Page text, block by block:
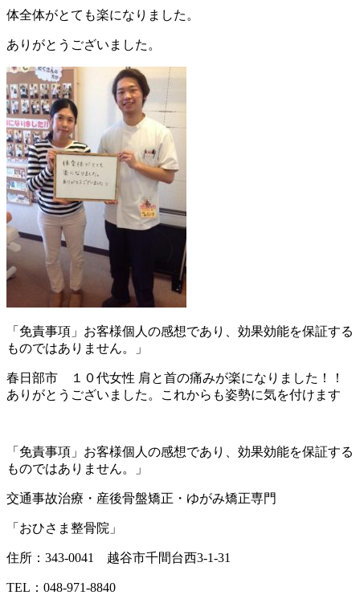
体全体がとても楽になりました。
ありがとうございました。
「免責事項」お客様個人の感想であり、効果効能を保証する
ものではありません。」
春日部市 １０代女性 肩と首の痛みが楽になりました！！
ありがとうございました。これからも姿勢に気を付けます
「免責事項」お客様個人の感想であり、効果効能を保証する
ものではありません。」
交通事故治療・産後骨盤矯正・ゆがみ矯正専門
「おひさま整骨院」
住所：343-0041 越谷市千間台西3-1-31
TEL：048-971-8840